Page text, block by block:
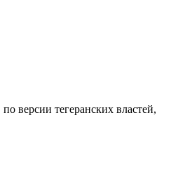
версии тегеранских властей,